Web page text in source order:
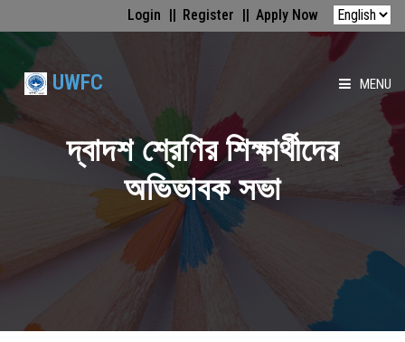
Login Register Apply Now
UWFC MENU
HOME
ABOUT US
FACULTIES
GALLERY
দ্বাদশ শ্রেণির শিক্ষার্থীদের
অভিভাবক সভা